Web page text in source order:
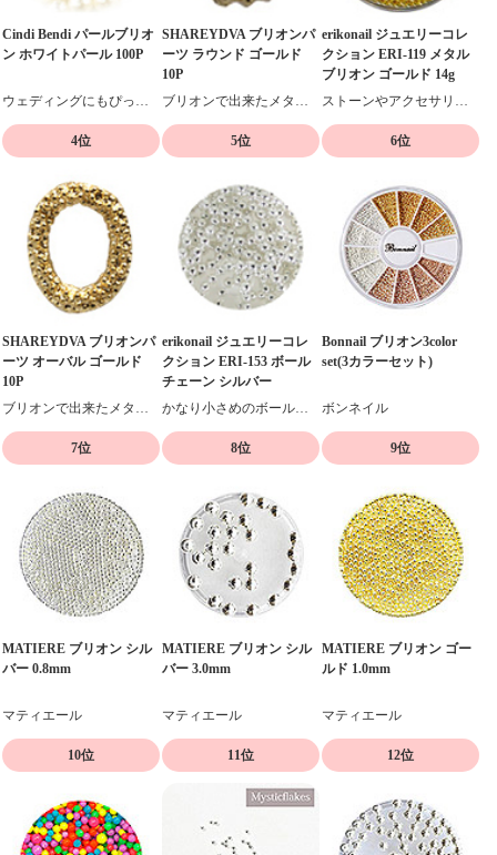
Cindi Bendi パールブリオ
ン ホワイトパール 100P
ウェディングにもぴったりのパールブリオン♪
SHAREYDVA ブリオンパ
ーツ ラウンド ゴールド
10P
ブリオンで出来たメタルパーツ3mm10個入り
erikonail ジュエリーコレ
クション ERI-119 メタル
ブリオン ゴールド 14g
ストーンやアクセサリーとの相性抜群、メタルブリオン
4位
SHAREYDVA ブリオンパ
ーツ オーバル ゴールド
10P
ブリオンで出来たメタルパーツ6×4mm10個入り
5位
erikonail ジュエリーコレ
クション ERI-153 ボール
チェーン シルバー
かなり小さめのボールチェーン30cm×3本入り
6位
Bonnail ブリオン3color
set(3カラーセット)
ボンネイル
7位
MATIERE ブリオン シル
バー 0.8mm
マティエール
8位
MATIERE ブリオン シル
バー 3.0mm
マティエール
9位
MATIERE ブリオン ゴー
ルド 1.0mm
マティエール
10位 11位 12位